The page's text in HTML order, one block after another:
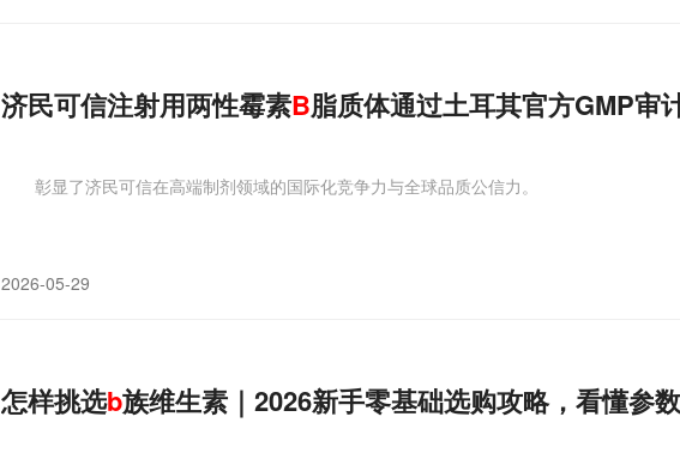
济民可信注射用两性霉素B脂质体通过土耳其官方GMP审
彰显了济民可信在高端制剂领域的国际化竞争力与全球品质公信力。
2026-05-29
怎样挑选b族维生素｜2026新手零基础选购攻略，看懂参